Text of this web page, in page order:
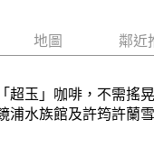
地圖 鄰近
超玉」咖啡，不需搖
浦水族館及許筠許蘭